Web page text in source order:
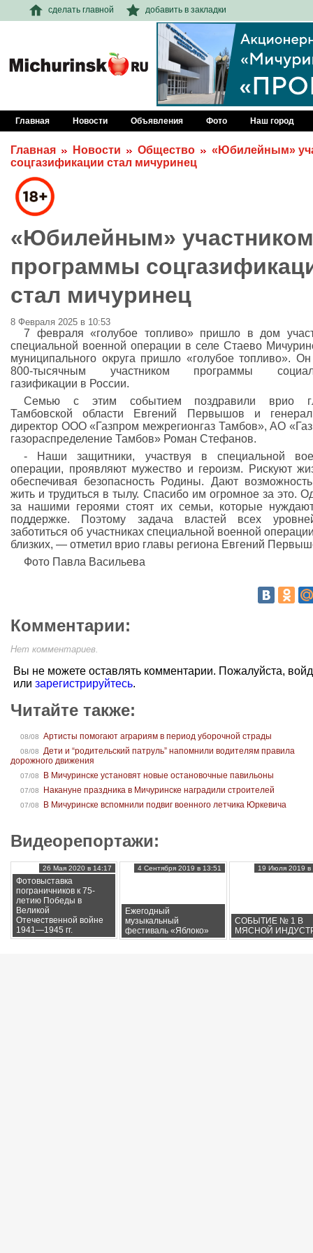
сделать главной добавить в закладки
Главная Новости Объявления Фото Наш город
Главная Новости Общество
«Юбилейным»
соцгазификации стал мичуринец
«Юбилейным» участником
программы
стал мичуринец
8 Февраля 2025 в 10:53
7 февраля «голубое топливо» пришло в дом
специальной военной операции в селе Стаево
муниципального округа пришло «голубое топливо». Он
800-тысячным участником программы
газификации в России.
Семью с этим событием поздравили врио
Тамбовской области Евгений Первышов и
директор ООО «Газпром межрегионгаз Тамбов», АО
газораспределение Тамбов» Роман Стефанов.
- Наши защитники, участвуя в специальной
операции, проявляют мужество и героизм. Рискуют
обеспечивая безопасность Родины. Дают
жить и трудиться в тылу. Спасибо им огромное за это.
за нашими героями стоят их семьи, которые
поддержке. Поэтому задача властей всех
заботиться об участниках специальной военной
близких, — отметил врио главы региона Евгений
Фото Павла Васильева
Комментарии:
Нет комментариев.
Вы не можете оставлять комментарии. Пожалуйста,
или зарегистрируйтесь.
Читайте также:
08/08 Артисты помогают аграриям в период уборочной страды
08/08
Дети и “родительский патруль” напомнили водителям правила
дорожного движения
07/08 В Мичуринске установят новые остановочные павильоны
07/08 Накануне праздника в Мичуринске наградили строителей
07/08 В Мичуринске вспомнили подвиг военного летчика Юркевича
Видеорепортажи:
Фотовыставка
пограничников к 75-
летию Победы в
Великой
Отечественной войне
1941—1945 гг.
26 Мая 2020 в 14:17
Ежегодный
музыкальный
фестиваль «Яблоко»
4 Сентября 2019 в 13:51
СОБЫТИЕ № 1 В
МЯСНОЙ
19 Июля 2019 в